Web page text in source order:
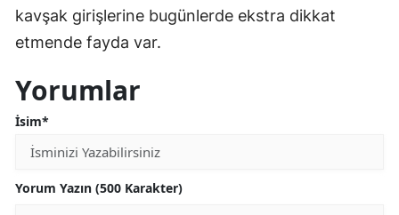
kavşak girişlerine bugünlerde ekstra dikkat
etmende fayda var.
Yorumlar
İsim*
Yorum Yazın (500 Karakter)